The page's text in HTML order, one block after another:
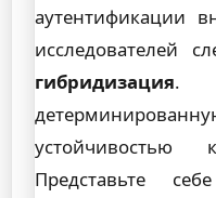
аутентификации
исследователей
гибридизация.
Представьте